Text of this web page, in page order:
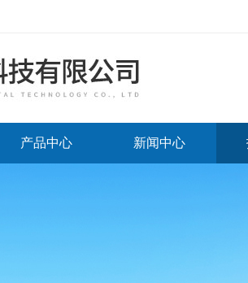
产品中心 新闻中心